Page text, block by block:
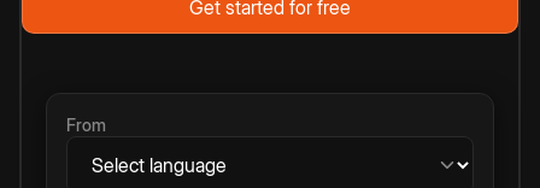
Get started for free
From